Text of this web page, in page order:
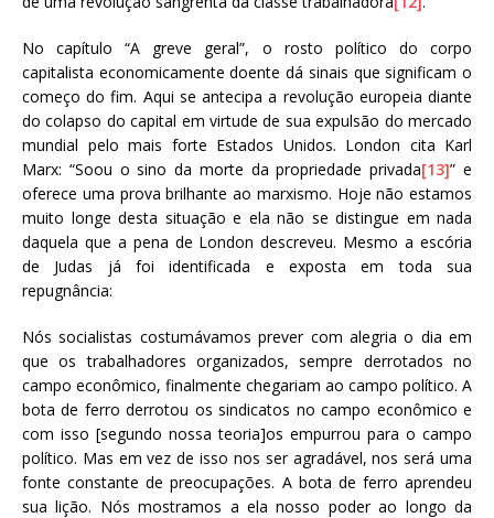
No capítulo “A greve geral”, o rosto político do corpo
capitalista economicamente doente dá sinais que significam o
começo do fim. Aqui se antecipa a revolução europeia diante
do colapso do capital em virtude de sua expulsão do mercado
mundial pelo mais forte Estados Unidos. London cita Karl
Marx: “Soou o sino da morte da propriedade privada[13]” e
oferece uma prova brilhante ao marxismo. Hoje não estamos
muito longe desta situação e ela não se distingue em nada
daquela que a pena de London descreveu. Mesmo a escória
de Judas já foi identificada e exposta em toda sua
repugnância:
Nós socialistas costumávamos prever com alegria o dia em
que os trabalhadores organizados, sempre derrotados no
campo econômico, finalmente chegariam ao campo político. A
bota de ferro derrotou os sindicatos no campo econômico e
com isso [segundo nossa teoria]os empurrou para o campo
político. Mas em vez de isso nos ser agradável, nos será uma
fonte constante de preocupações. A bota de ferro aprendeu
sua lição. Nós mostramos a ela nosso poder ao longo da